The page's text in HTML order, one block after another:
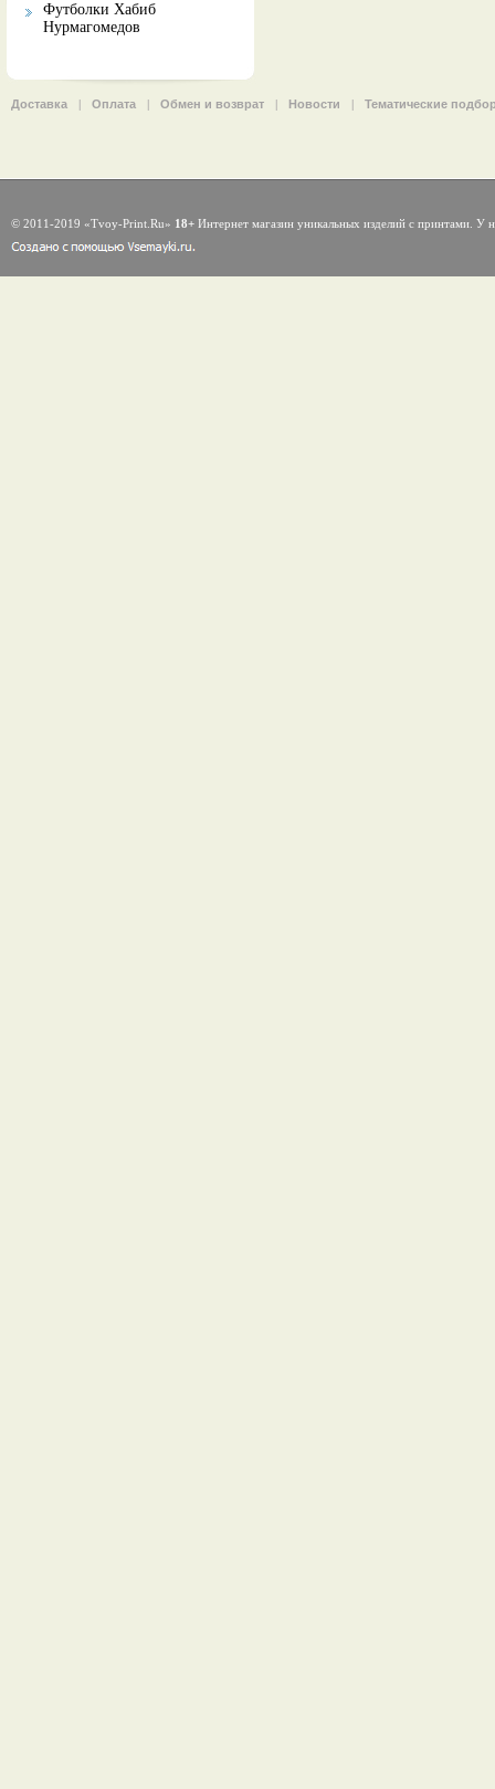
Футболки Хабиб
Нурмагомедов
Доставка | Оплата | Обмен и возврат | Новости | Тематические
© 2011-2019 «Tvoy-Print.Ru» 18+ Интернет магазин уникальных изделий с принтами. У